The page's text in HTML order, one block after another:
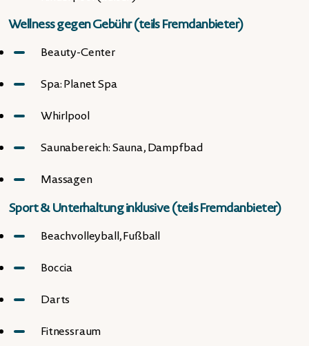
Wellness gegen Gebühr (teils Fremdanbieter)
Beauty-Center
Spa: Planet Spa
Whirlpool
Saunabereich: Sauna, Dampfbad
Massagen
Sport & Unterhaltung inklusive (teils Fremdanbieter)
Beachvolleyball, Fußball
Boccia
Darts
Fitnessraum